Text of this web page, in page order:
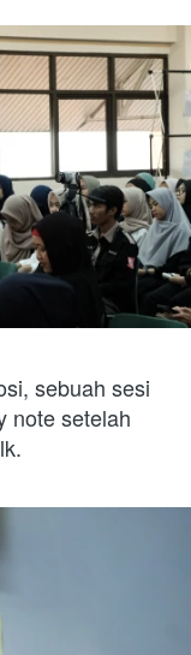
sebuah sesi
note setelah